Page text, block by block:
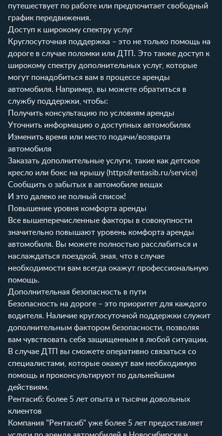
путешествует по работе или предпочитает свободный
график передвижения.
Доступ к широкому спектру услуг
Круглосуточная поддержка – это не только помощь на
дороге в случае поломки или ДТП. Это также доступ к
широкому спектру дополнительных услуг, которые
могут понадобиться вам в процессе аренды
автомобиля. Например, вы можете обратиться в
службу поддержки, чтобы:
Получить консультацию по условиям аренды
Уточнить информацию о доступных автомобилях
Изменить время или место подачи/возврата
автомобиля
Заказать дополнительные услуги, такие как детское
кресло или бокс на крышу (https://rentasib.ru/service)
Сообщить о забытых в автомобиле вещах
И это далеко не полный список!
Повышение уровня комфорта аренды
Все вышеперечисленные факторы в совокупности
значительно повышают уровень комфорта аренды
автомобиля. Вы можете полностью расслабиться и
наслаждаться поездкой, зная, что в случае
необходимости вам всегда окажут профессиональную
помощь.
Дополнительная безопасность в пути
Безопасность на дороге – это приоритет для каждого
водителя. Наличие круглосуточной поддержки служит
дополнительным фактором безопасности, позволяя
вам чувствовать себя защищенным в любой ситуации.
В случае ДТП вы сможете оперативно связаться со
специалистами, которые окажут вам необходимую
помощь и проконсультируют по дальнейшим
действиям.
Рентасиб: более 5 лет опыта и тысячи довольных
клиентов
Компания "Рентасиб" уже более 5 лет предоставляет